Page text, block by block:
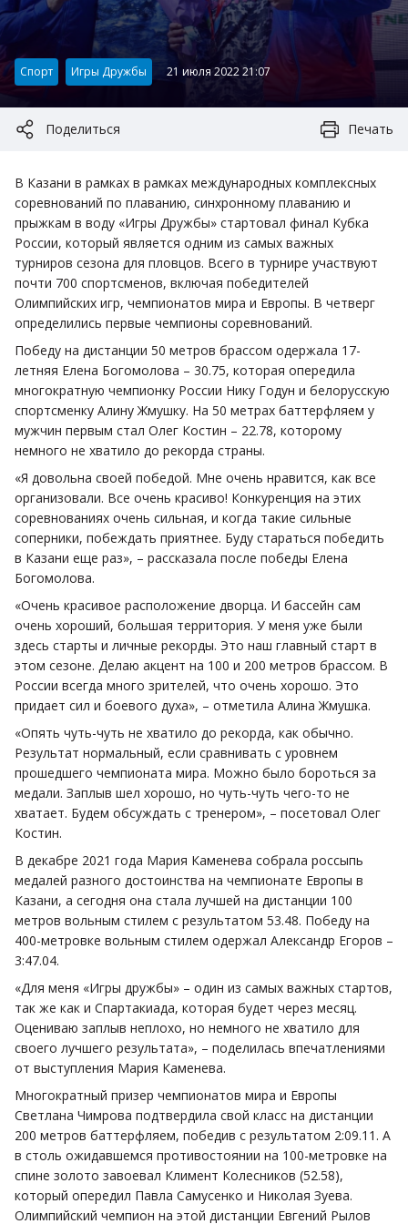
Категория:
Спорт Игры Дружбы 21 июля 2022 21:07
Поделиться Печать
В Казани в рамках в рамках международных комплексных
соревнований по плаванию, синхронному плаванию и
прыжкам в воду «Игры Дружбы» стартовал финал Кубка
России, который является одним из самых важных
турниров сезона для пловцов. Всего в турнире участвуют
почти 700 спортсменов, включая победителей
Олимпийских игр, чемпионатов мира и Европы. В четверг
определились первые чемпионы соревнований.
Победу на дистанции 50 метров брассом одержала 17-
летняя Елена Богомолова – 30.75, которая опередила
многократную чемпионку России Нику Годун и белорусскую
спортсменку Алину Жмушку. На 50 метрах баттерфляем у
мужчин первым стал Олег Костин – 22.78, которому
немного не хватило до рекорда страны.
«Я довольна своей победой. Мне очень нравится, как все
организовали. Все очень красиво! Конкуренция на этих
соревнованиях очень сильная, и когда такие сильные
соперники, побеждать приятнее. Буду стараться победить
в Казани еще раз», – рассказала после победы Елена
Богомолова.
«Очень красивое расположение дворца. И бассейн сам
очень хороший, большая территория. У меня уже были
здесь старты и личные рекорды. Это наш главный старт в
этом сезоне. Делаю акцент на 100 и 200 метров брассом. В
России всегда много зрителей, что очень хорошо. Это
придает сил и боевого духа», – отметила Алина Жмушка.
«Опять чуть-чуть не хватило до рекорда, как обычно.
Результат нормальный, если сравнивать с уровнем
прошедшего чемпионата мира. Можно было бороться за
медали. Заплыв шел хорошо, но чуть-чуть чего-то не
хватает. Будем обсуждать с тренером», – посетовал Олег
Костин.
В декабре 2021 года Мария Каменева собрала россыпь
медалей разного достоинства на чемпионате Европы в
Казани, а сегодня она стала лучшей на дистанции 100
метров вольным стилем с результатом 53.48. Победу на
400-метровке вольным стилем одержал Александр Егоров –
3:47.04.
«Для меня «Игры дружбы» – один из самых важных стартов,
так же как и Спартакиада, которая будет через месяц.
Оцениваю заплыв неплохо, но немного не хватило для
своего лучшего результата», – поделилась впечатлениями
от выступления Мария Каменева.
Многократный призер чемпионатов мира и Европы
Светлана Чимрова подтвердила свой класс на дистанции
200 метров баттерфляем, победив с результатом 2:09.11. А
в столь ожидавшемся противостоянии на 100-метровке на
спине золото завоевал Климент Колесников (52.58),
который опередил Павла Самусенко и Николая Зуева.
Олимпийский чемпион на этой дистанции Евгений Рылов